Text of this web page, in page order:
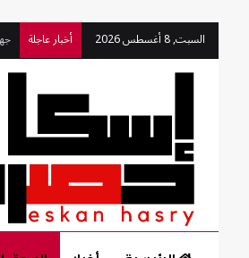
السبت, 8 أغسطس 2026 أخبار عاجلة